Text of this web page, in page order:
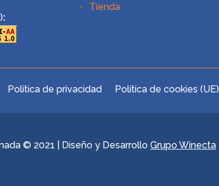
:
Tienda
Política de privacidad Política de cookies (UE)
© 2021 | Diseño y Desarrollo Grupo Winecta